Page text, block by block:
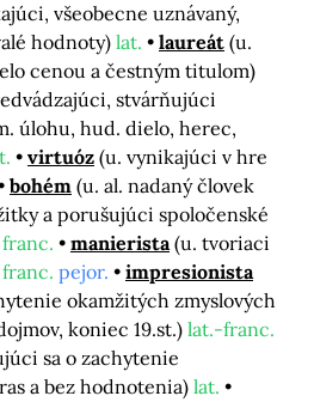
všeobecne uznávaný,
hodnoty) lat. laureát (u.
cenou a čestným titulom)
stvárňujúci
úlohu, hud. dielo, herec,
virtuóz (u. vynikajúci v hre
bohém (u. al. nadaný človek
a porušujúci spoločenské
franc. manierista (u. tvoriaci
franc. pejor.
impresionista
okamžitých zmyslových
koniec 19.st.) lat.-franc.
sa o zachytenie
a bez hodnotenia) lat.